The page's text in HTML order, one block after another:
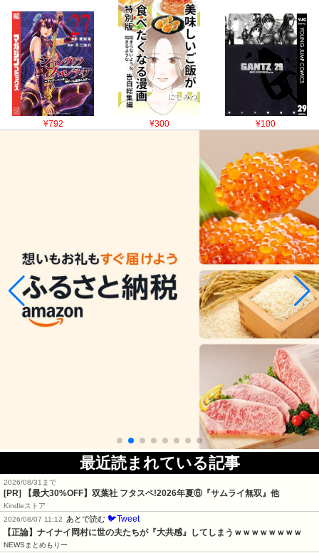
¥792 ¥300 ¥100
最近読まれている記事
2026/08/31まで
[PR] 【最大30%OFF】双葉社 フタスペ!2026年夏⑥『サムライ無双』他
Kindleストア
2026/08/07 11:12
あとで読む 🐦Tweet
【正論】ナイナイ岡村に世の夫たちが『大共感』してしまうｗｗｗｗｗｗｗｗ
NEWSまとめもりー